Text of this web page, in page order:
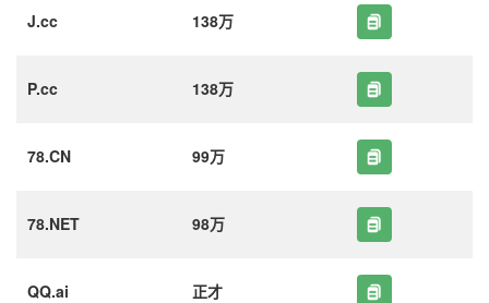
J.cc 138万
P.cc 138万
78.CN 99万
78.NET 98万
QQ.ai 正才